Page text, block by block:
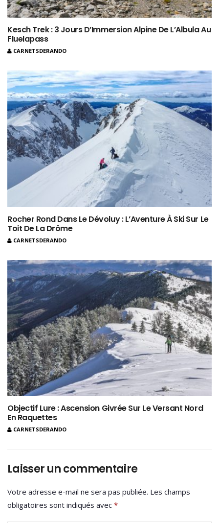
Kesch Trek : 3 Jours D’Immersion Alpine De L’Albula Au
Fluelapass
CARNETSDERANDO
Rocher Rond Dans Le Dévoluy : L’Aventure À Ski Sur Le
Toit De La Drôme
CARNETSDERANDO
Objectif Lure : Ascension Givrée Sur Le Versant Nord
En Raquettes
CARNETSDERANDO
Laisser un commentaire
Votre adresse e-mail ne sera pas publiée. Les champs
obligatoires sont indiqués avec *